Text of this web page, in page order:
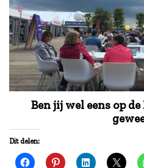
Ben jij wel eens op
Dit delen: